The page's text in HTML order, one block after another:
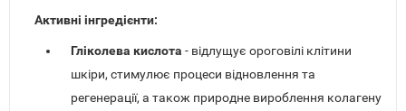
Активні інгредієнти:
Гліколева кислота - відлущує ороговілі клітини
шкіри, стимулює процеси відновлення та
регенерації, а також природне вироблення колагену